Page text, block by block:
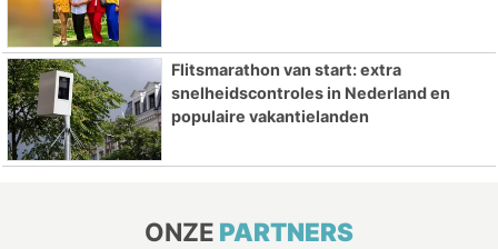
Flitsmarathon van start: extra
snelheidscontroles in Nederland en
populaire vakantielanden
ONZE PARTNERS